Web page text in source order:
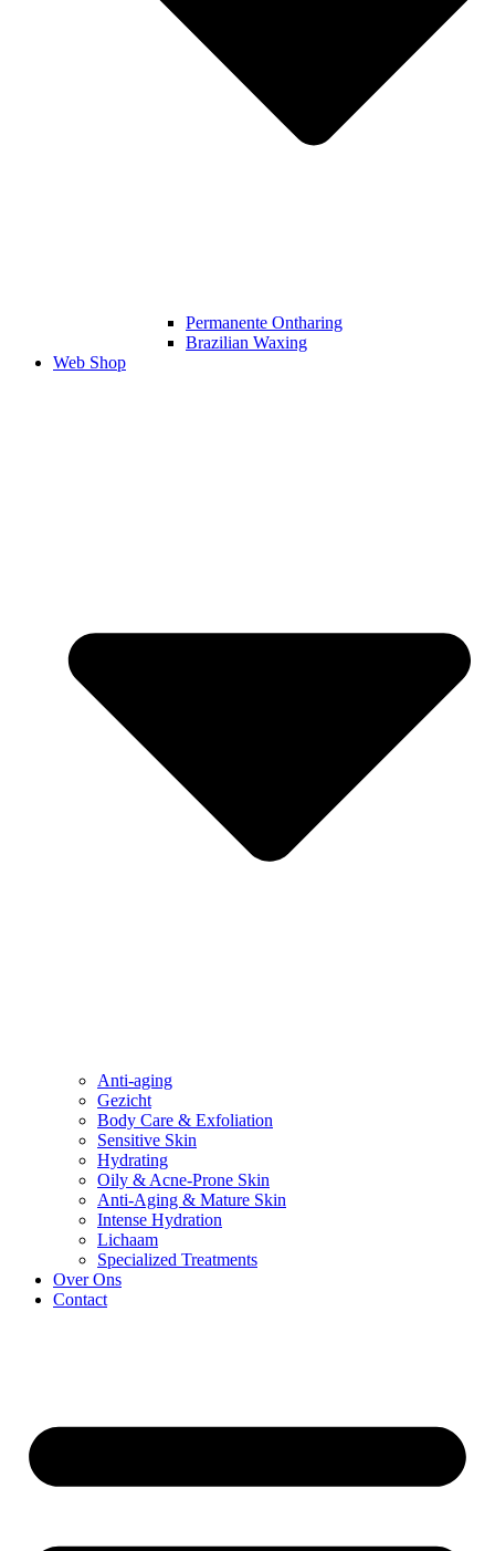
Permanente Ontharing​
Brazilian Waxing
Web Shop
Anti-aging
Gezicht
Body Care & Exfoliation
Sensitive Skin
Hydrating
Oily & Acne-Prone Skin
Anti-Aging & Mature Skin
Intense Hydration
Lichaam
Specialized Treatments
Over Ons
Contact